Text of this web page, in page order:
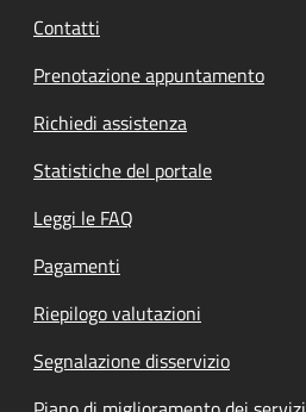
Contatti
Prenotazione appuntamento
Richiedi assistenza
Statistiche del portale
Leggi le FAQ
Pagamenti
Riepilogo valutazioni
Segnalazione disservizio